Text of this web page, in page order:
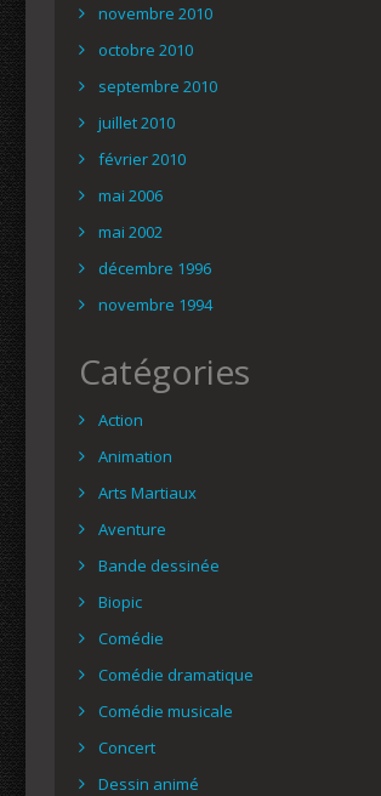
novembre 2010
octobre 2010
septembre 2010
juillet 2010
février 2010
mai 2006
mai 2002
décembre 1996
novembre 1994
Catégories
Action
Animation
Arts Martiaux
Aventure
Bande dessinée
Biopic
Comédie
Comédie dramatique
Comédie musicale
Concert
Dessin animé